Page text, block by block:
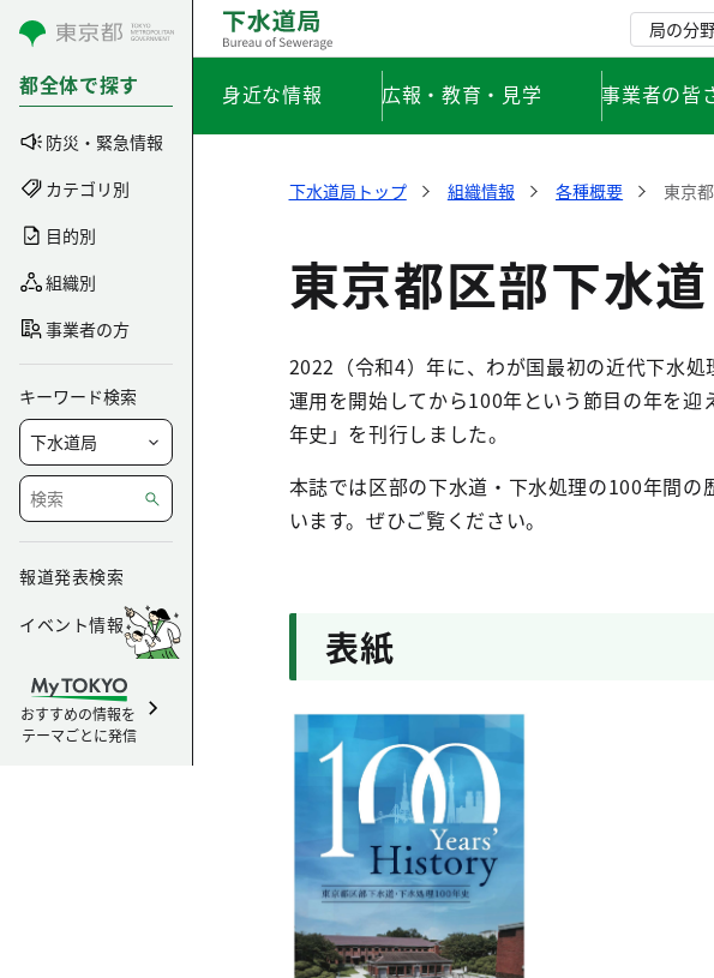
コンテンツにスキップ
都全体で探す
防災・緊急情報
カテゴリ別
目的別
組織別
事業者の方
キーワード検索
報道発表検索
イベント情報
おすすめの情報を
テーマごとに発信
局の分
身近な情報 広報・教育・見学 事業者の皆
下水道局トップ 組織情報 各種概要 東京
東京都区部下水
2022（令和4）年に、わが国最初の近代下水
運用を開始してから100年という節目の年を
年史」を刊行しました。
本誌では区部の下水道・下水処理の100年間
います。ぜひご覧ください。
表紙